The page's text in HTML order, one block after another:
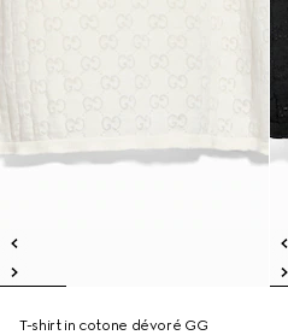
T-shirt in cotone dévoré GG